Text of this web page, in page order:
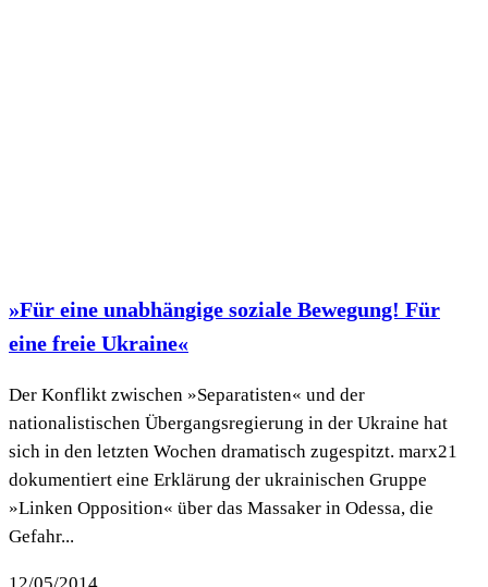
»Für eine unabhängige soziale Bewegung! Für
eine freie Ukraine«
Der Konflikt zwischen »Separatisten« und der
nationalistischen Übergangsregierung in der Ukraine hat
sich in den letzten Wochen dramatisch zugespitzt. marx21
dokumentiert eine Erklärung der ukrainischen Gruppe
»Linken Opposition« über das Massaker in Odessa, die
Gefahr...